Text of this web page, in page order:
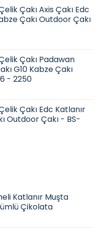
Çakı Axis Çakı Edc
Çakı Outdoor Çakı
Çakı Padawan
G10 Kabze Çakı
- 2250
Çakı Edc Katlanır
Outdoor Çakı - BS-
Katlanır Muşta
Çikolata